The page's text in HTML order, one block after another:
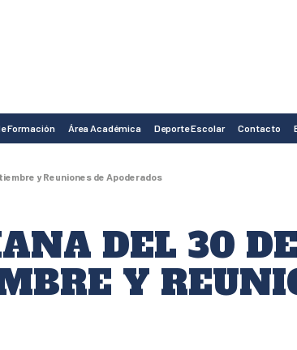
Formación Área Académica Deporte Escolar Contacto
y Reuniones de Apoderados
DEL 30
Y